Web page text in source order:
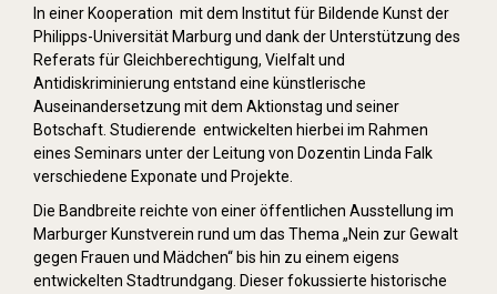
In einer Kooperation mit dem Institut für Bildende Kunst der
Philipps-Universität Marburg und dank der Unterstützung des
Referats für Gleichberechtigung, Vielfalt und
Antidiskriminierung entstand eine künstlerische
Auseinandersetzung mit dem Aktionstag und seiner
Botschaft. Studierende entwickelten hierbei im Rahmen
eines Seminars unter der Leitung von Dozentin Linda Falk
verschiedene Exponate und Projekte.
Die Bandbreite reichte von einer öffentlichen Ausstellung im
Marburger Kunstverein rund um das Thema „Nein zur Gewalt
gegen Frauen und Mädchen“ bis hin zu einem eigens
entwickelten Stadtrundgang. Dieser fokussierte historische